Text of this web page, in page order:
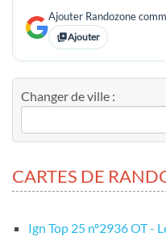
Ajouter Randozone
Ajouter
Changer de ville :
CARTES DE
Ign Top 25 nº2936 OT -